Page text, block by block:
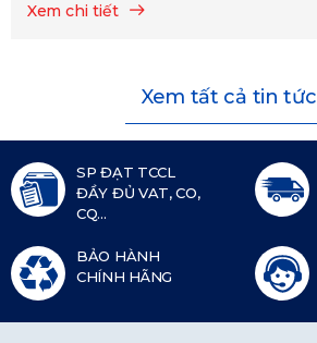
Xem chi tiết
Xem tất cả tin tức
SP ĐẠT TCCL
ĐẦY ĐỦ VAT, CO,
CQ...
BẢO HÀNH
CHÍNH HÃNG